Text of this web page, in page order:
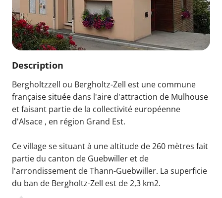
Description
Bergholtzzell ou Bergholtz-Zell est une commune
française située dans l'aire d'attraction de Mulhouse
et faisant partie de la collectivité européenne
d'Alsace , en région Grand Est.
Ce village se situant à une altitude de 260 mètres fait
partie du canton de Guebwiller et de
l'arrondissement de Thann-Guebwiller. La superficie
du ban de Bergholtz-Zell est de 2,3 km2.